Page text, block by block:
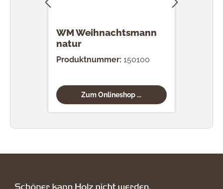
WM Weihnachtsmann
natur
Produktnummer: 150100
Zum Onlineshop ...